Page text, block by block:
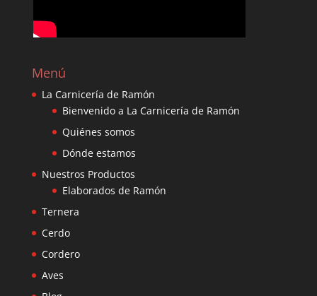
Menú
La Carnicería de Ramón
Bienvenido a La Carnicería de Ramón
Quiénes somos
Dónde estamos
Nuestros Productos
Elaborados de Ramón
Ternera
Cerdo
Cordero
Aves